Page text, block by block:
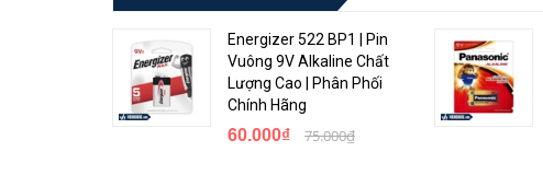
Energizer 522 BP1 | Pin
Vuông 9V Alkaline Chất
Lượng Cao | Phân Phối
Chính Hãng
60.000₫ 75.000₫